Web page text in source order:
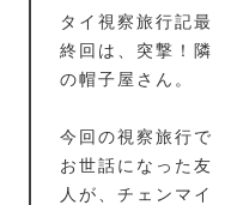
タイ視察旅行記最
終回は、突撃！隣
の帽子屋さん。
今回の視察旅行で
お世話になった友
人が、チェンマイ